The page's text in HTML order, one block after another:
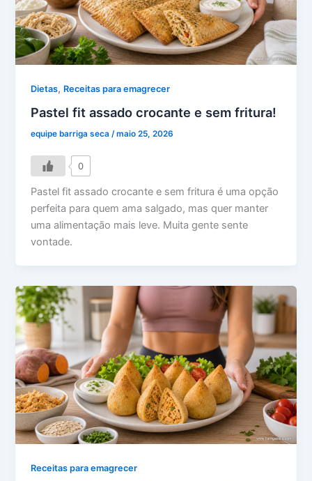
Dietas, Receitas para emagrecer
Pastel fit assado crocante e sem fritura!
equipe barriga seca/maio 25, 2026
0
Pastel fit assado crocante e sem fritura é uma opção
perfeita para quem ama salgado, mas quer manter
uma alimentação mais leve. Muita gente sente
vontade.
Receitas para emagrecer